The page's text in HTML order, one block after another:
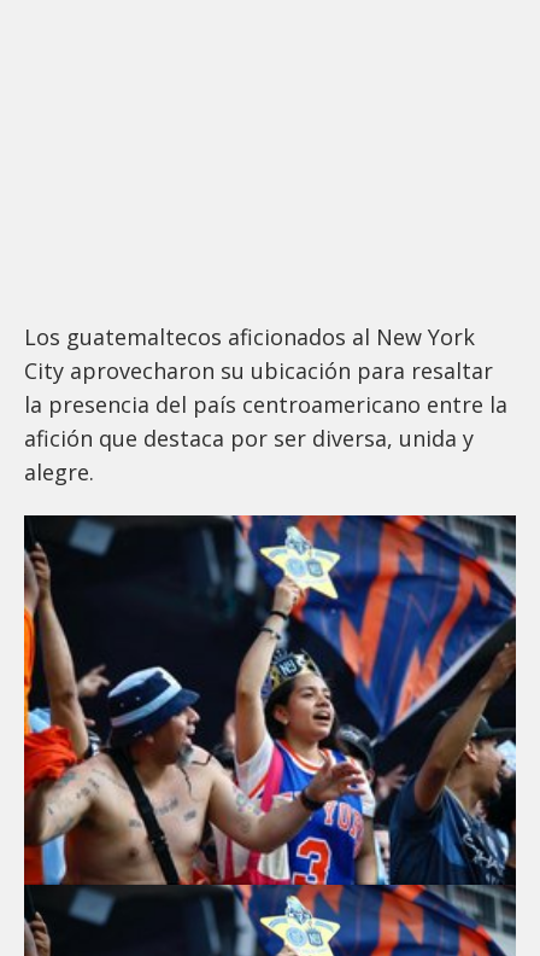
Los guatemaltecos aficionados al New York
City aprovecharon su ubicación para resaltar
la presencia del país centroamericano entre la
afición que destaca por ser diversa, unida y
alegre.